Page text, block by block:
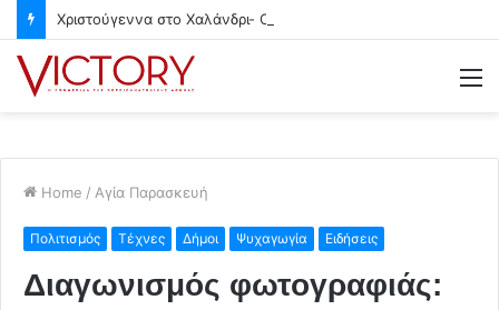
Home / Αγία Παρασκευή
Πολιτισμός Τέχνες Δήμοι Ψυχαγωγία Ειδήσεις
Διαγωνισμός φωτογραφιάς: